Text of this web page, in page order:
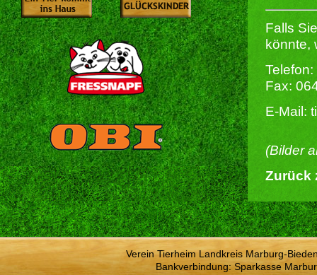
Falls
könnte,
Fax:
E-Mail:
(Bilder
Zurück
Verein Tierheim Landkreis Marburg-
Bankverbindung: Sparkasse